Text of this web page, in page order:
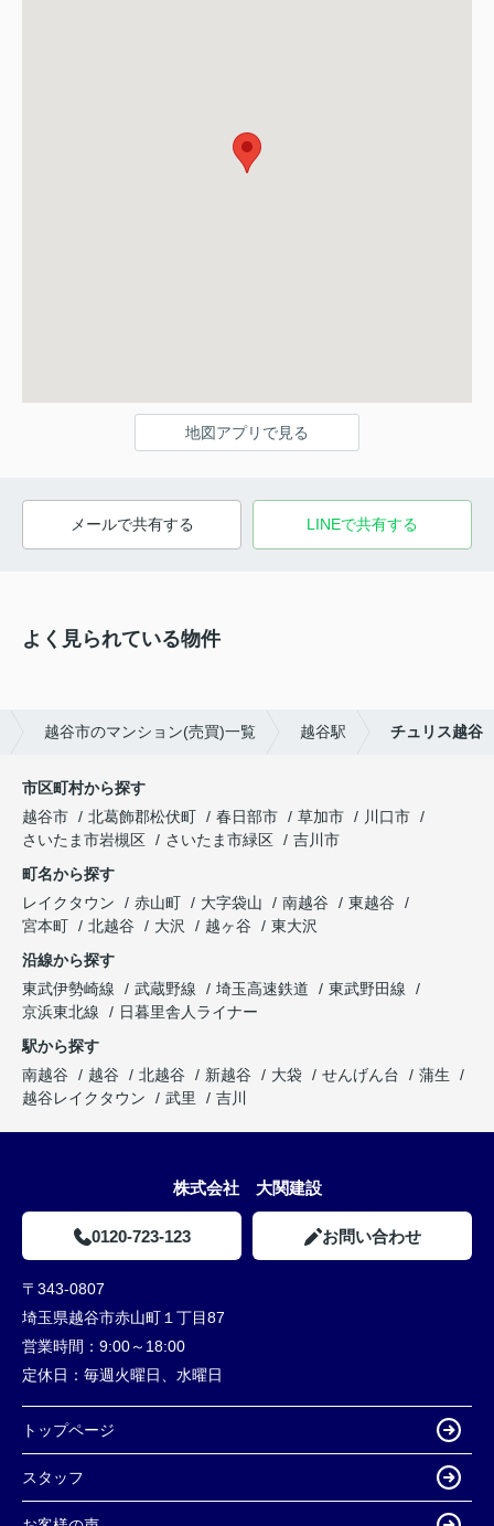
地図アプリで見る
メールで共有する LINEで共有する
よく見られている物件
越谷市のマンション(売買)一覧 越谷駅 チュリス越谷
市区町村から探す
越谷市
北葛飾郡松伏町 春日部市 草加市
川口市
さいたま市岩槻区
さいたま市緑区
吉川市
町名から探す
レイクタウン
赤山町 大字袋山 南越谷
東越谷
宮本町
北越谷 大沢 越ヶ谷
東大沢
沿線から探す
東武伊勢崎線
武蔵野線 埼玉高速鉄道
東武野田線
京浜東北線
日暮里舎人ライナー
駅から探す
南越谷
越谷 北越谷 新越谷 大袋 せんげん台
蒲生
越谷レイクタウン
武里 吉川
株式会社 大関建設
0120-723-123 お問い合わせ
〒343-0807
埼玉県越谷市赤山町１丁目87
営業時間： 9:00～18:00
定休日： 毎週火曜日、水曜日
トップページ
スタッフ